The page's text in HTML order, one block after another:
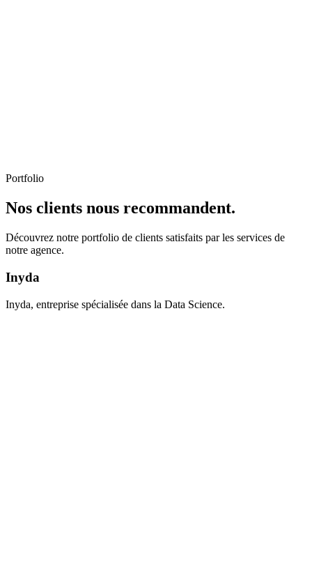
Portfolio
Nos clients nous recommandent.
Découvrez notre portfolio de clients satisfaits par les services de
notre agence.
Inyda
Inyda, entreprise spécialisée dans la Data Science.